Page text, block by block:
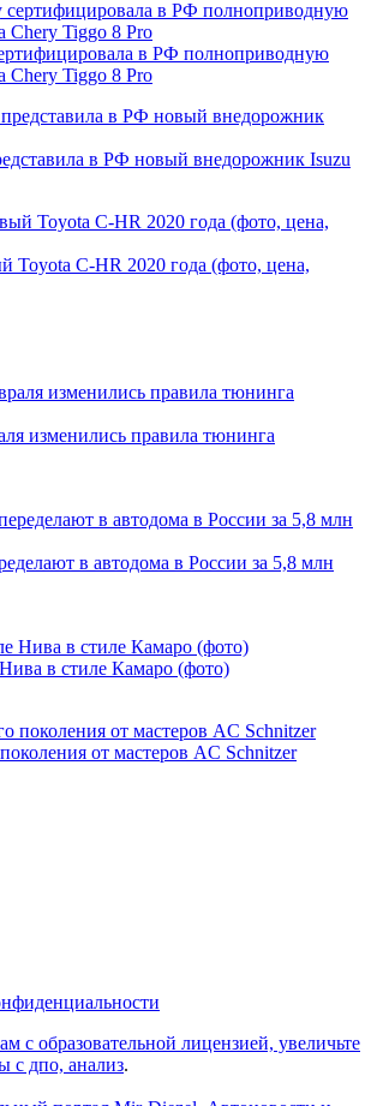
в РФ полноприводную
Chery Tiggo 8 Pro
в РФ новый внедорожник Isuzu
Toyota C-HR 2020 года (фото, цена,
изменились правила тюнинга
в автодома в России за 5,8 млн
в стиле Камаро (фото)
от мастеров AC Schnitzer
с образовательной лицензией, увеличьте
с дпо, анализ.